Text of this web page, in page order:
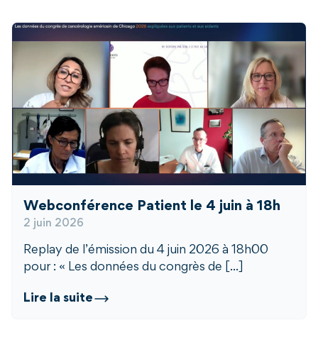
Webconférence Patient le 4 juin à 18h
2 juin 2026
Replay de l’émission du 4 juin 2026 à 18h00
pour : « Les données du congrès de [...]
Lire la suite